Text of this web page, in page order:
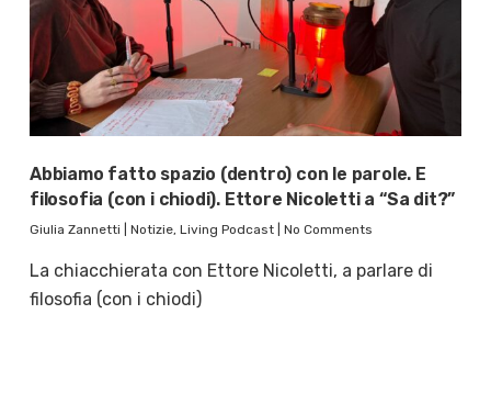
Abbiamo fatto spazio (dentro) con le parole. E
filosofia (con i chiodi). Ettore Nicoletti a “Sa dit?”
Giulia Zannetti Notizie, Living Podcast No Comments
La chiacchierata con Ettore Nicoletti, a parlare di
filosofia (con i chiodi)